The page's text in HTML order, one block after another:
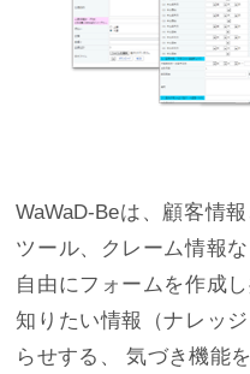
WaWaD-Beは、顧客情
ツール、クレーム情報
自由にフォームを作成
知りたい情報（ナレッ
らせする、 気づき機能